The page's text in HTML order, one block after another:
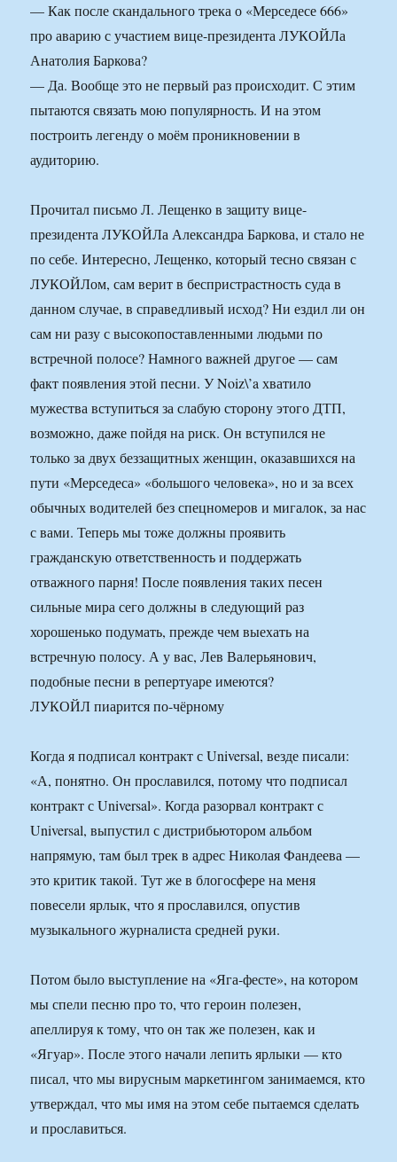
— Как после скандального трека о «Мерседесе 666»
про аварию с участием вице-президента ЛУКОЙЛа
Анатолия Баркова?
— Да. Вообще это не первый раз происходит. С этим
пытаются связать мою популярность. И на этом
построить легенду о моём проникновении в
аудиторию.
Прочитал письмо Л. Лещенко в защиту вице-
президента ЛУКОЙЛа Александра Баркова, и стало не
по себе. Интересно, Лещенко, который тесно связан с
ЛУКОЙЛом, сам верит в беспристрастность суда в
данном случае, в справедливый исход? Ни ездил ли он
сам ни разу с высокопоставленными людьми по
встречной полосе? Намного важней другое — сам
факт появления этой песни. У Noiz\’a хватило
мужества вступиться за слабую сторону этого ДТП,
возможно, даже пойдя на риск. Он вступился не
только за двух беззащитных женщин, оказавшихся на
пути «Мерседеса» «большого человека», но и за всех
обычных водителей без спецномеров и мигалок, за нас
с вами. Теперь мы тоже должны проявить
гражданскую ответственность и поддержать
отважного парня! После появления таких песен
сильные мира сего должны в следующий раз
хорошенько подумать, прежде чем выехать на
встречную полосу. А у вас, Лев Валерьянович,
подобные песни в репертуаре имеются?
ЛУКОЙЛ пиарится по-чёрному
Когда я подписал контракт с Universal, везде писали:
«А, понятно. Он прославился, потому что подписал
контракт с Universal». Когда разорвал контракт с
Universal, выпустил с дистрибьютором альбом
напрямую, там был трек в адрес Николая Фандеева —
это критик такой. Тут же в блогосфере на меня
повесели ярлык, что я прославился, опустив
музыкального журналиста средней руки.
Потом было выступление на «Яга-фесте», на котором
мы спели песню про то, что героин полезен,
апеллируя к тому, что он так же полезен, как и
«Ягуар». После этого начали лепить ярлыки — кто
писал, что мы вирусным маркетингом занимаемся, кто
утверждал, что мы имя на этом себе пытаемся сделать
и прославиться.